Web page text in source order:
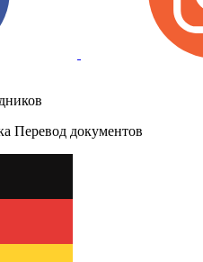
Перевод документов